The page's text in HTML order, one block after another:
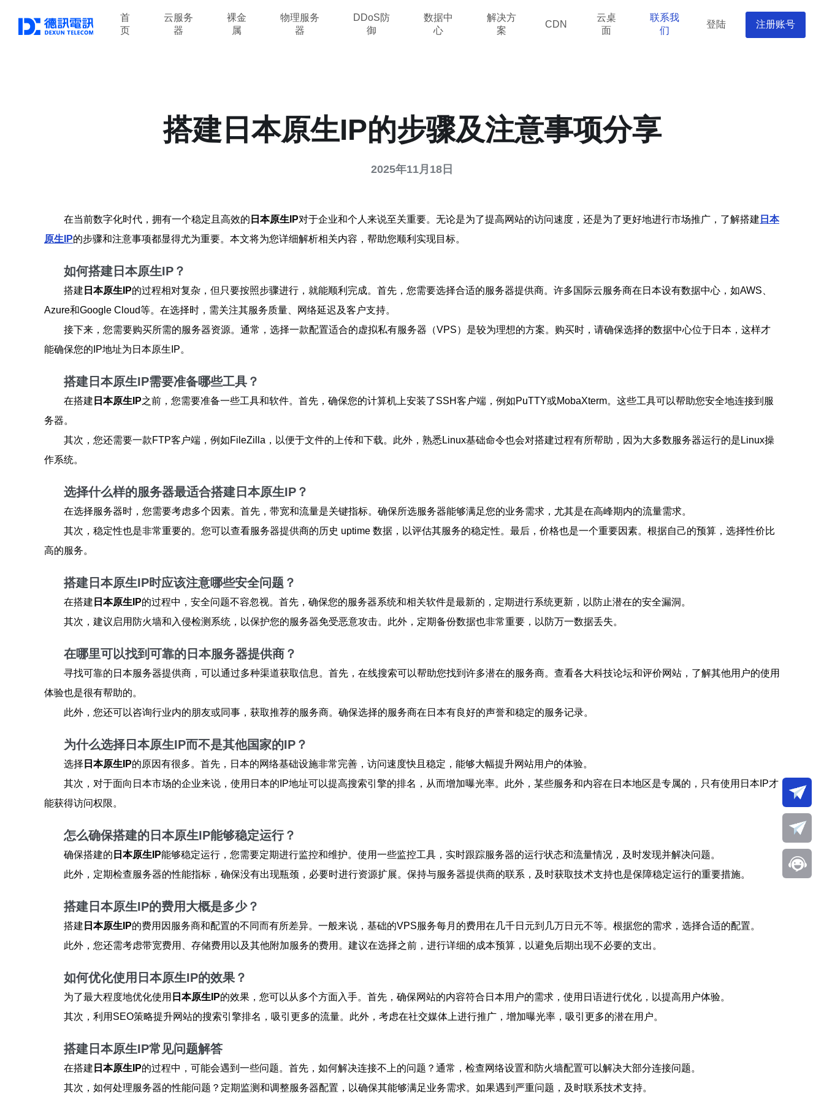
首
页
云服务
器
裸金
属
物理服务
器
DDoS防
御
数据中
心
解决方
案
CDN
云桌
面
联系我
们
登陆 注册账号
搭建日本原生IP的步骤及注意事项分享
2025年11月18日
在当前数字化时代，拥有一个稳定且高效的 日本原生IP对于企业和个人来说至关重要。无论是为了提高网站的访问速度，还是为了更好地进行市场推广，了解搭建 日本
原生IP的步骤和注意事项都显得尤为重要。本文将为您详细解析相关内容，帮助您顺利实现目标。
如何搭建日本原生IP？
搭建 日本原生IP的过程相对复杂，但只要按照步骤进行，就能顺利完成。首先，您需要选择合适的服务器提供商。许多国际云服务商在日本设有数据中心，如AWS、
Azure和Google Cloud等。在选择时，需关注其服务质量、网络延迟及客户支持。
接下来，您需要购买所需的服务器资源。通常，选择一款配置适合的虚拟私有服务器（VPS）是较为理想的方案。购买时，请确保选择的数据中心位于日本，这样才
能确保您的IP地址为日本原生IP。
搭建日本原生IP需要准备哪些工具？
在搭建 日本原生IP之前，您需要准备一些工具和软件。首先，确保您的计算机上安装了SSH客户端，例如PuTTY或MobaXterm。这些工具可以帮助您安全地连接到服
务器。
其次，您还需要一款FTP客户端，例如FileZilla，以便于文件的上传和下载。此外，熟悉Linux基础命令也会对搭建过程有所帮助，因为大多数服务器运行的是Linux操
作系统。
选择什么样的服务器最适合搭建日本原生IP？
在选择服务器时，您需要考虑多个因素。首先，带宽和流量是关键指标。确保所选服务器能够满足您的业务需求，尤其是在高峰期内的流量需求。
其次，稳定性也是非常重要的。您可以查看服务器提供商的历史 uptime 数据，以评估其服务的稳定性。最后，价格也是一个重要因素。根据自己的预算，选择性价比
高的服务。
搭建日本原生IP时应该注意哪些安全问题？
在搭建 日本原生IP的过程中，安全问题不容忽视。首先，确保您的服务器系统和相关软件是最新的，定期进行系统更新，以防止潜在的安全漏洞。
其次，建议启用防火墙和入侵检测系统，以保护您的服务器免受恶意攻击。此外，定期备份数据也非常重要，以防万一数据丢失。
在哪里可以找到可靠的日本服务器提供商？
寻找可靠的日本服务器提供商，可以通过多种渠道获取信息。首先，在线搜索可以帮助您找到许多潜在的服务商。查看各大科技论坛和评价网站，了解其他用户的使用
体验也是很有帮助的。
此外，您还可以咨询行业内的朋友或同事，获取推荐的服务商。确保选择的服务商在日本有良好的声誉和稳定的服务记录。
为什么选择日本原生IP而不是其他国家的IP？
选择 日本原生IP的原因有很多。首先，日本的网络基础设施非常完善，访问速度快且稳定，能够大幅提升网站用户的体验。
其次，对于面向日本市场的企业来说，使用日本的IP地址可以提高搜索引擎的排名，从而增加曝光率。此外，某些服务和内容在日本地区是专属的，只有使用日本IP才
能获得访问权限。
怎么确保搭建的日本原生IP能够稳定运行？
确保搭建的 日本原生IP能够稳定运行，您需要定期进行监控和维护。使用一些监控工具，实时跟踪服务器的运行状态和流量情况，及时发现并解决问题。
此外，定期检查服务器的性能指标，确保没有出现瓶颈，必要时进行资源扩展。保持与服务器提供商的联系，及时获取技术支持也是保障稳定运行的重要措施。
搭建日本原生IP的费用大概是多少？
搭建 日本原生IP的费用因服务商和配置的不同而有所差异。一般来说，基础的VPS服务每月的费用在几千日元到几万日元不等。根据您的需求，选择合适的配置。
此外，您还需考虑带宽费用、存储费用以及其他附加服务的费用。建议在选择之前，进行详细的成本预算，以避免后期出现不必要的支出。
如何优化使用日本原生IP的效果？
为了最大程度地优化使用 日本原生IP的效果，您可以从多个方面入手。首先，确保网站的内容符合日本用户的需求，使用日语进行优化，以提高用户体验。
其次，利用SEO策略提升网站的搜索引擎排名，吸引更多的流量。此外，考虑在社交媒体上进行推广，增加曝光率，吸引更多的潜在用户。
搭建日本原生IP常见问题解答
在搭建 日本原生IP的过程中，可能会遇到一些问题。首先，如何解决连接不上的问题？通常，检查网络设置和防火墙配置可以解决大部分连接问题。
其次，如何处理服务器的性能问题？定期监测和调整服务器配置，以确保其能够满足业务需求。如果遇到严重问题，及时联系技术支持。